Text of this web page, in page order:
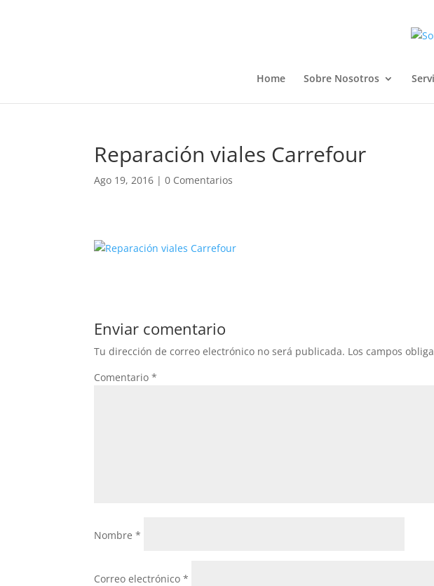
Home Sobre Nosotros
Reparación viales Carrefour
Ago 19, 2016 |0 Comentarios
Enviar comentario
Tu dirección de correo electrónico no será publicada. Los campos
Comentario*
Nombre*
Correo electrónico*